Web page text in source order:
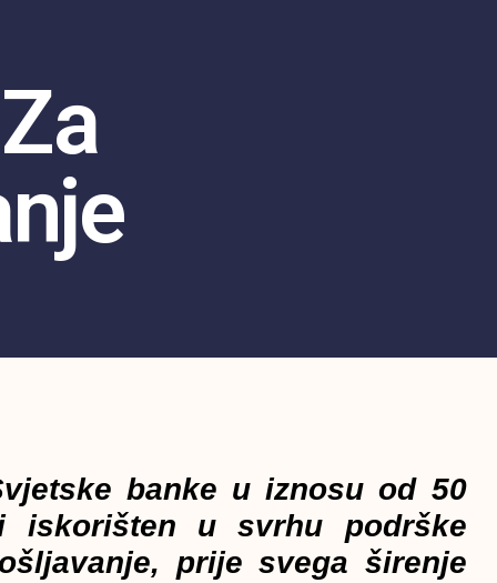
banke u iznosu od 50
iskorišten u svrhu podrške
prije svega širenje